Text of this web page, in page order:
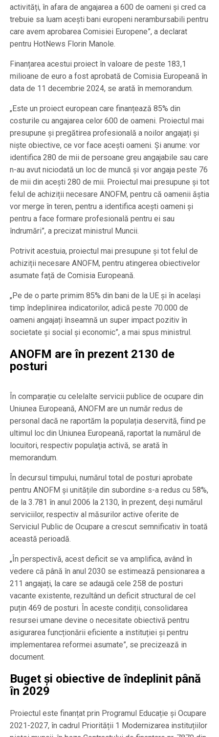
activități, în afara de angajarea a 600 de oameni și cred ca
trebuie sa luam acești bani europeni nerambursabili pentru
care avem aprobarea Comisiei Europene”, a declarat
pentru HotNews Florin Manole.
Finanțarea acestui proiect în valoare de peste 183,1
milioane de euro a fost aprobată de Comisia Europeană în
data de 11 decembrie 2024, se arată în memorandum.
„Este un proiect european care finanțează 85% din
costurile cu angajarea celor 600 de oameni. Proiectul mai
presupune și pregătirea profesională a noilor angajați și
niște obiective, ce vor face acești oameni. Și anume: vor
identifica 280 de mii de persoane greu angajabile sau care
n-au avut niciodată un loc de muncă și vor angaja peste 76
de mii din acești 280 de mii. Proiectul mai presupune și tot
felul de achiziții necesare ANOFM, pentru că oamenii ăștia
vor merge în teren, pentru a identifica acești oameni și
pentru a face formare profesională pentru ei sau
îndrumări”, a precizat ministrul Muncii.
Potrivit acestuia, proiectul mai presupune și tot felul de
achiziții necesare ANOFM, pentru atingerea obiectivelor
asumate față de Comisia Europeană.
„Pe de o parte primim 85% din bani de la UE și în același
timp îndeplinirea indicatorilor, adică peste 70.000 de
oameni angajați înseamnă un super impact pozitiv în
societate și social și economic”, a mai spus ministrul.
ANOFM are în prezent 2130 de
posturi
În comparație cu celelalte servicii publice de ocupare din
Uniunea Europeană, ANOFM are un număr redus de
personal dacă ne raportăm la populația deservită, fiind pe
ultimul loc din Uniunea Europeană, raportat la numărul de
locuitori, respectiv populaţia activă, se arată în
memorandum.
În decursul timpului, numărul total de posturi aprobate
pentru ANOFM și unitățile din subordine s-a redus cu 58%,
de la 3.781 în anul 2006 la 2130, în prezent, deși numărul
serviciilor, respectiv al măsurilor active oferite de
Serviciul Public de Ocupare a crescut semnificativ în toată
această perioadă.
„În perspectivă, acest deficit se va amplifica, având în
vedere că până în anul 2030 se estimează pensionarea a
211 angajați, la care se adaugă cele 258 de posturi
vacante existente, rezultând un deficit structural de cel
puțin 469 de posturi. În aceste condiții, consolidarea
resursei umane devine o necesitate obiectivă pentru
asigurarea funcționării eficiente a instituției și pentru
implementarea reformei asumate”, se precizează in
document.
Buget și obiective de îndeplinit până
în 2029
Proiectul este finanțat prin Programul Educație și Ocupare
2021-2027, în cadrul Priorității 1 Modernizarea instituțiilor